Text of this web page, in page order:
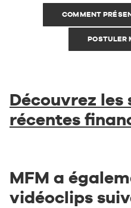
COMMENT
POSTULER
Découvrez les
récentes
MFM a
vidéoclips